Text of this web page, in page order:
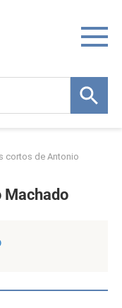
cortos de Antonio
Machado